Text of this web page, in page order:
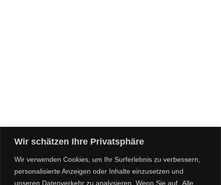
Wir schätzen Ihre Privatsphäre
Wir verwenden Cookies, um Ihr Surferlebnis zu verbessern,
personalisierte Anzeigen oder Inhalte einzusetzen und
unseren Datenverkehr zu analysieren. Wenn Sie auf „Alle